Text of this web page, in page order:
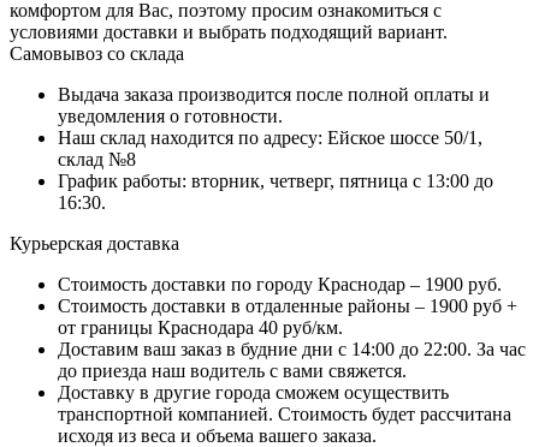
комфортом для Вас, поэтому просим ознакомиться с
условиями доставки и выбрать подходящий вариант.
Самовывоз со склада
Выдача заказа производится после полной оплаты и
уведомления о готовности.
Наш склад находится по адресу: Ейское шоссе 50/1,
склад №8
График работы: вторник, четверг, пятница с 13:00 до
16:30.
Курьерская доставка
Стоимость доставки по городу Краснодар – 1900 руб.
Стоимость доставки в отдаленные районы – 1900 руб +
от границы Краснодара 40 руб/км.
Доставим ваш заказ в будние дни с 14:00 до 22:00. За час
до приезда наш водитель с вами свяжется.
Доставку в другие города сможем осуществить
транспортной компанией. Стоимость будет рассчитана
исходя из веса и объема вашего заказа.